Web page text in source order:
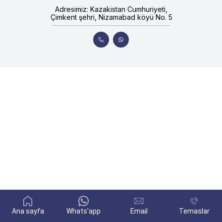
Adresimiz: Kazakistan Cumhuriyeti,
Çimkent şehri, Nizamabad köyü No. 5
Ana sayfa Whats'app Email Temaslar